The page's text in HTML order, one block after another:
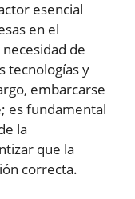
esencial
en el
de
tecnologías y
embarcarse
es fundamental
la
que la
correcta.